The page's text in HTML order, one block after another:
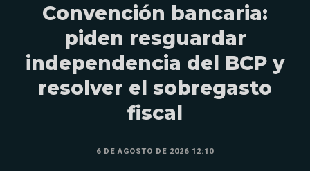
Convención bancaria:
piden resguardar
independencia del BCP y
resolver el sobregasto
fiscal
6 DE AGOSTO DE 2026 12:10